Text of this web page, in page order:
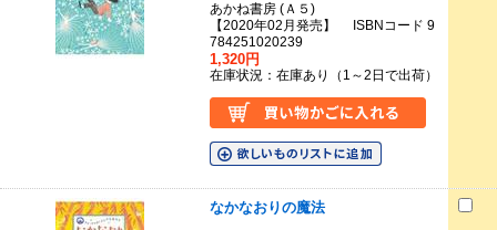
あかね書房 (Ａ５)
【2020年02月発売】 ISBNコード 9
784251020239
1,320円
在庫状況：在庫あり（1～2日で出荷）
なかなおりの魔法